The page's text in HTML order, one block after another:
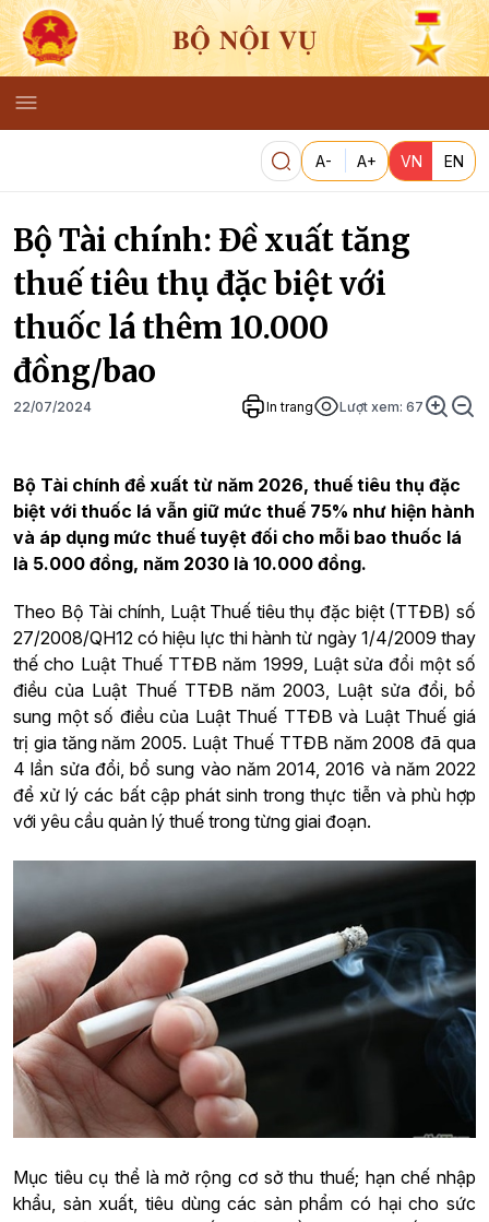
BỘ NỘI VỤ
A- A+ VN EN
Bộ Tài chính: Đề xuất tăng
thuế tiêu thụ đặc biệt với
thuốc lá thêm 10.000
đồng/bao
22/07/2024 In trang Lượt xem: 67
Bộ Tài chính đề xuất từ năm 2026, thuế tiêu thụ đặc
biệt với thuốc lá vẫn giữ mức thuế 75% như hiện hành
và áp dụng mức thuế tuyệt đối cho mỗi bao thuốc lá
là 5.000 đồng, năm 2030 là 10.000 đồng.
Theo Bộ Tài chính, Luật Thuế tiêu thụ đặc biệt (TTĐB) số
27/2008/QH12 có hiệu lực thi hành từ ngày 1/4/2009 thay
thế cho Luật Thuế TTĐB năm 1999, Luật sửa đổi một số
điều của Luật Thuế TTĐB năm 2003, Luật sửa đổi, bổ
sung một số điều của Luật Thuế TTĐB và Luật Thuế giá
trị gia tăng năm 2005. Luật Thuế TTĐB năm 2008 đã qua
4 lần sửa đổi, bổ sung vào năm 2014, 2016 và năm 2022
để xử lý các bất cập phát sinh trong thực tiễn và phù hợp
với yêu cầu quản lý thuế trong từng giai đoạn.
Mục tiêu cụ thể là mở rộng cơ sở thu thuế; hạn chế nhập
khẩu, sản xuất, tiêu dùng các sản phẩm có hại cho sức